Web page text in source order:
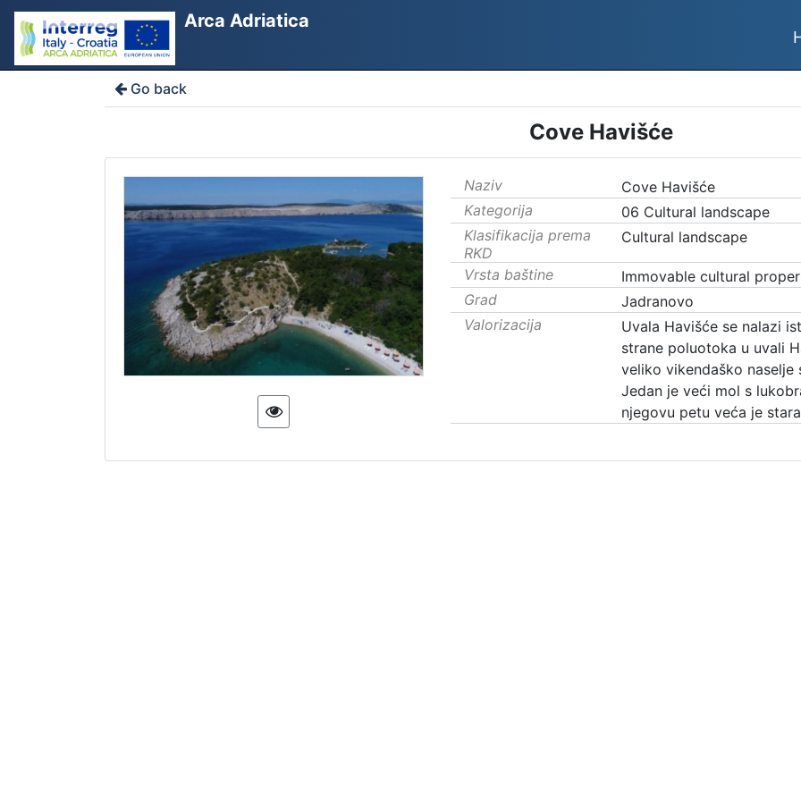
Arca Adriatica
Go back
Cove Havišće
Naziv
Cove Havišće
Kategorija
06 Cultural landscape
Klasifikacija prema
RKD
Cultural landscape
Vrsta baštine
Immovable cultural
Grad
Jadranovo
Valorizacija
Uvala Havišće se nalazi
strane poluotoka u uvali
veliko vikendaško naselje
Jedan je veći mol s
njegovu petu veća je